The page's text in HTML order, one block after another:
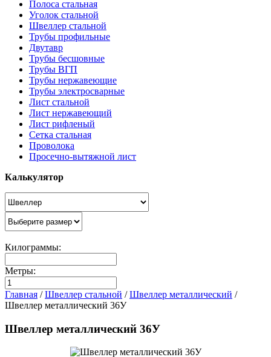
Полоса стальная
Уголок стальной
Швеллер стальной
Трубы профильные
Двутавр
Трубы бесшовные
Трубы ВГП
Трубы нержавеющие
Трубы электросварные
Лист стальной
Лист нержавеющий
Лист рифленый
Сетка стальная
Проволока
Просечно-вытяжной лист
Калькулятор
Килограммы:
Метры:
Главная /Швеллер стальной /Швеллер металлический /
Швеллер металлический 36У
Швеллер металлический 36У